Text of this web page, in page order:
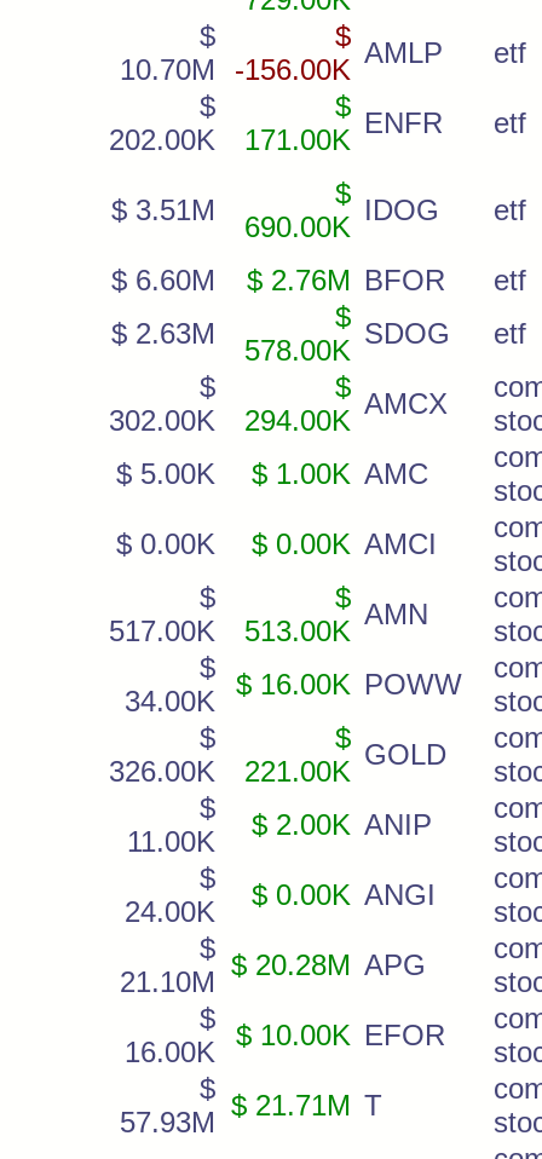
$
10.70M
$
-156.00K
AMLP
etf
$
202.00K
$
171.00K
ENFR etf
$ 3.51M
$
690.00K
IDOG etf
$ 6.60M $ 2.76M BFOR
etf
$ 2.63M
$
578.00K
SDOG
etf
$
302.00K
$
294.00K
AMCX
$ 5.00K
$ 1.00K AMC
$ 0.00K
$ 0.00K AMCI
$
517.00K
$
513.00K
AMN
$
34.00K
$ 16.00K POWW
$
326.00K
$
221.00K
GOLD
$
11.00K
$ 2.00K ANIP
$
24.00K
$ 0.00K ANGI
$
21.10M
$ 20.28M APG
$
16.00K
$ 10.00K EFOR
$
57.93M
$ 21.71M T